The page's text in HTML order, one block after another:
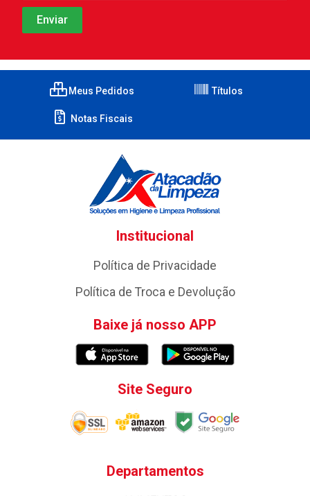
Meus Pedidos Títulos
Notas Fiscais
Institucional
Política de Privacidade
Política de Troca e Devolução
Baixe já nosso APP
Site Seguro
Departamentos